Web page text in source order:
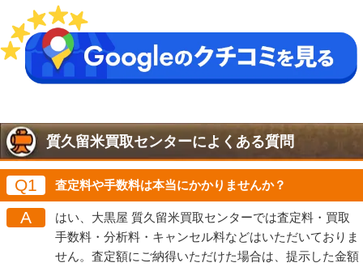
質久留米買取センターによくある質問
Q1 査定料や手数料は本当にかかりませんか？
A
はい、大黒屋 質久留米買取センターでは査定料・買取
手数料・分析料・キャンセル料などはいただいておりま
せん。査定額にご納得いただけた場合は、提示した金額